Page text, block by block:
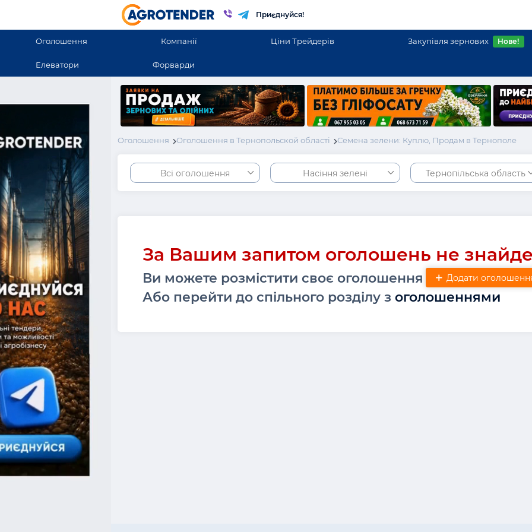
Приєднуйся!
Оголошення Компанії Ціни Трейдерів Закупівля зернових Нове!
Елеватори Форварди
Оголошення Оголошення в Тернопольской області Семена зелени: Куплю, Продам в Тернополе
Всі оголошення Насіння зелені Тернопільська область
За Вашим запитом оголошень не
Ви можете розмістити своє оголошення Додати
Або перейти до спільного розділу з оголошеннями